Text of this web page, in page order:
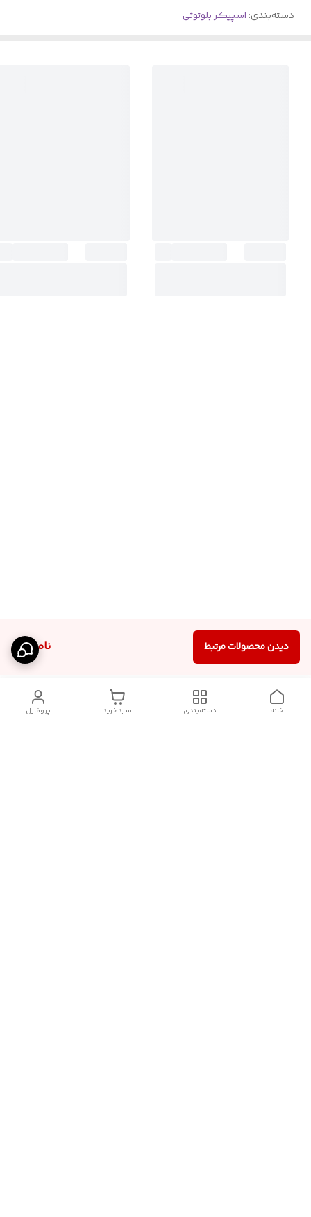
ناموجود دیدن محصولات مرتبط
دسته‌بندی:اسپیکر بلوتوثی
پروفایل سبد خرید دسته‌بندی خانه